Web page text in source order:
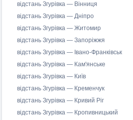
відстань Згурівка — Вінниця
відстань Згурівка — Дніпро
відстань Згурівка — Житомир
відстань Згурівка — Запоріжжя
відстань Згурівка — Івано-Франківськ
відстань Згурівка — Кам'янське
відстань Згурівка — Київ
відстань Згурівка — Кременчук
відстань Згурівка — Кривий Ріг
відстань Згурівка — Кропивницький